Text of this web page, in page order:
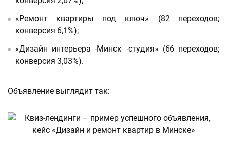
«Ремонт квартиры под ключ» (82 переходов;
конверсия 6,1%);
«Дизайн интерьера -Минск -студия» (66 переходов;
конверсия 3,03%).
Объявление выглядит так: